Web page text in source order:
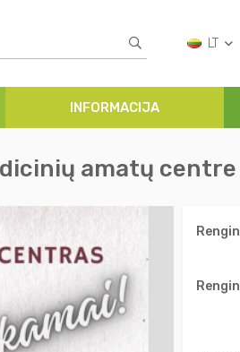
LT
INFORMACIJA
amatų centre